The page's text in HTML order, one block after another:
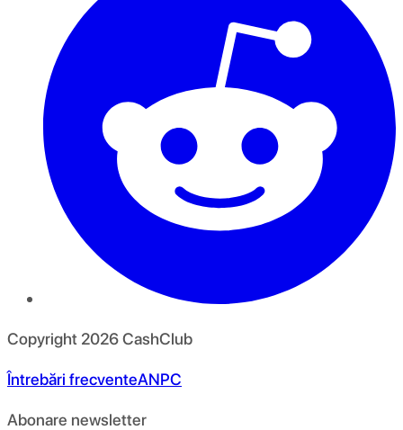
Copyright 2026CashClub
Întrebări frecventeANPC
Abonare newsletter